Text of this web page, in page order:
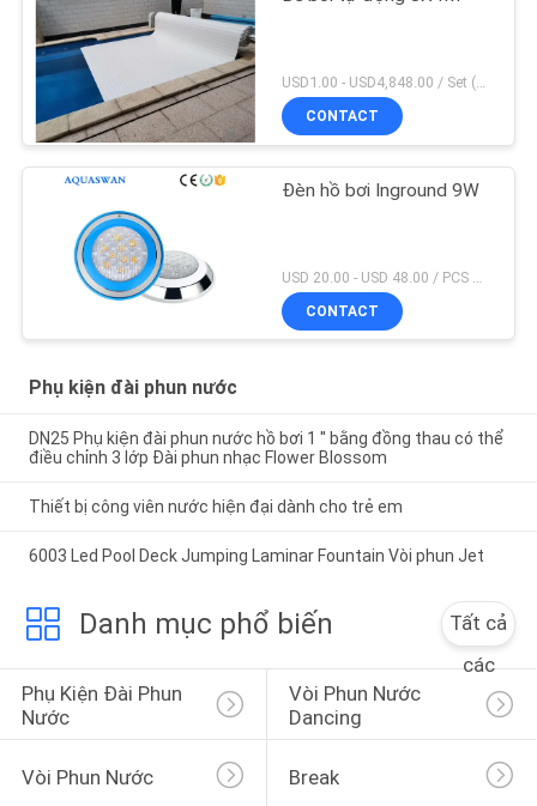
USD1.00 - USD4,848.00 / Set (Cover With Roller), Only Cover USD28.00 - USD40.00 / Square Meter MOQ:1 chiếc
CONTACT
Đèn hồ bơi Inground 9W
USD 20.00 - USD 48.00 / PCS MOQ:1 chiếc
CONTACT
Phụ kiện đài phun nước
DN25 Phụ kiện đài phun nước hồ bơi 1 '' bằng đồng thau có thể
điều chỉnh 3 lớp Đài phun nhạc Flower Blossom
Thiết bị công viên nước hiện đại dành cho trẻ em
6003 Led Pool Deck Jumping Laminar Fountain Vòi phun Jet
Danh mục phổ biến
Tất cả
các
Phụ Kiện Đài Phun
Nước
Vòi Phun Nước
Dancing
Vòi Phun Nước Break